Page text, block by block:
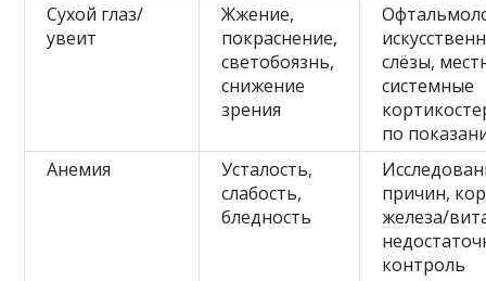
Сухой глаз/
увеит
Жжение,
покраснение,
светобоязнь,
снижение
зрения
слёзы,
системные
по
Анемия
Усталость,
слабость,
бледность
причин,
железа/
контроль